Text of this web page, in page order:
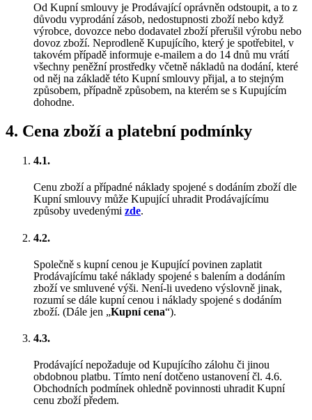
Od Kupní smlouvy je Prodávající oprávněn odstoupit, a to z
důvodu vyprodání zásob, nedostupnosti zboží nebo když
výrobce, dovozce nebo dodavatel zboží přerušil výrobu nebo
dovoz zboží. Neprodleně Kupujícího, který je spotřebitel, v
takovém případě informuje e-mailem a do 14 dnů mu vrátí
všechny peněžní prostředky včetně nákladů na dodání, které
od něj na základě této Kupní smlouvy přijal, a to stejným
způsobem, případně způsobem, na kterém se s Kupujícím
dohodne.
4. Cena zboží a platební podmínky
4.1.
Cenu zboží a případné náklady spojené s dodáním zboží dle
Kupní smlouvy může Kupující uhradit Prodávajícímu
způsoby uvedenými zde.
4.2.
Společně s kupní cenou je Kupující povinen zaplatit
Prodávajícímu také náklady spojené s balením a dodáním
zboží ve smluvené výši. Není-li uvedeno výslovně jinak,
rozumí se dále kupní cenou i náklady spojené s dodáním
zboží. (Dále jen „Kupní cena“).
4.3.
Prodávající nepožaduje od Kupujícího zálohu či jinou
obdobnou platbu. Tímto není dotčeno ustanovení čl. 4.6.
Obchodních podmínek ohledně povinnosti uhradit Kupní
cenu zboží předem.